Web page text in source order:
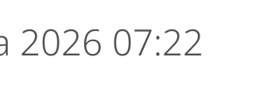
2026 07:22